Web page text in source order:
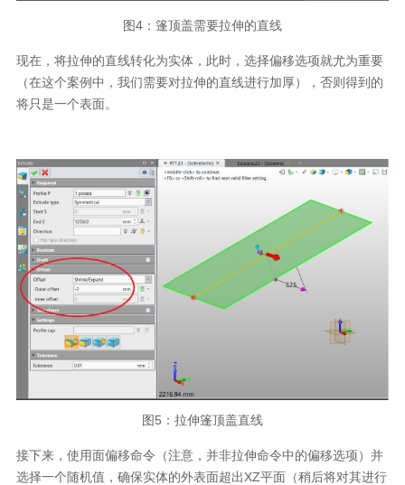
图4 ：篷顶盖需要拉伸的直线
现在，将拉伸的直线转化为实体，此时，选择偏移选项就尤为重要
（在这个案例中，我们需要对拉伸的直线进行加厚），否则得到的
将只是一个表面。
图5 ：拉伸篷顶盖直线
接下来，使用面偏移命令（注意，并非拉伸命令中的偏移选项）并
选择一个随机值，确保实体的外表面超出XZ平面（稍后将对其进行